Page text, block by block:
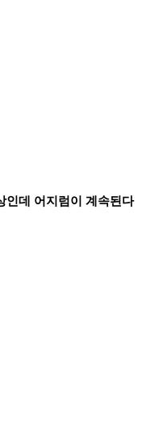
인데 어지럼이 계속된다